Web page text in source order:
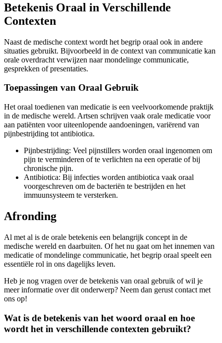
Betekenis Oraal in Verschillende
Contexten
Naast de medische context wordt het begrip oraal ook in andere
situaties gebruikt. Bijvoorbeeld in de context van communicatie kan
orale overdracht verwijzen naar mondelinge communicatie,
gesprekken of presentaties.
Toepassingen van Oraal Gebruik
Het oraal toedienen van medicatie is een veelvoorkomende praktijk
in de medische wereld. Artsen schrijven vaak orale medicatie voor
aan patiënten voor uiteenlopende aandoeningen, variërend van
pijnbestrijding tot antibiotica.
Pijnbestrijding: Veel pijnstillers worden oraal ingenomen om
pijn te verminderen of te verlichten na een operatie of bij
chronische pijn.
Antibiotica: Bij infecties worden antibiotica vaak oraal
voorgeschreven om de bacteriën te bestrijden en het
immuunsysteem te versterken.
Afronding
Al met al is de orale betekenis een belangrijk concept in de
medische wereld en daarbuiten. Of het nu gaat om het innemen van
medicatie of mondelinge communicatie, het begrip oraal speelt een
essentiële rol in ons dagelijks leven.
Heb je nog vragen over de betekenis van oraal gebruik of wil je
meer informatie over dit onderwerp? Neem dan gerust contact met
ons op!
Wat is de betekenis van het woord oraal en hoe
wordt het in verschillende contexten gebruikt?